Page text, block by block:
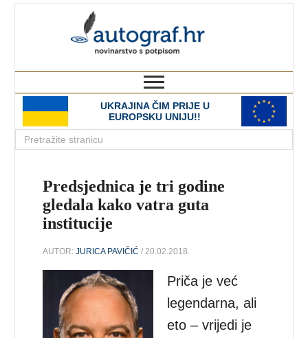
UKRAJINA ČIM PRIJE U
EUROPSKU UNIJU!!
Predsjednica je tri godine
gledala kako vatra guta
institucije
AUTOR:JURICA PAVIČIĆ / 20.02.2018.
Priča je već
legendarna, ali
eto – vrijedi je